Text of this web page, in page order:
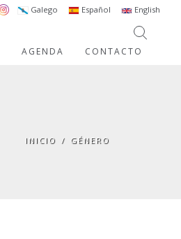
Galego Español English
AGENDA CONTACTO
INICIO / GÉNERO